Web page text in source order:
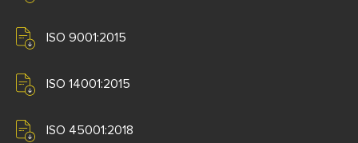
ISO 9001:2015
ISO 14001:2015
ISO 45001:2018